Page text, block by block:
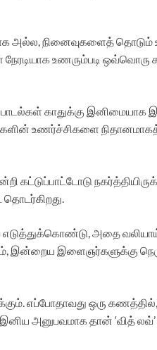
நினைவுகளைத் தொடும்
உணரும்படி ஒவ்வொரு
காதுக்கு இனிமையாக
உணர்ச்சிகளை
கட்டுப்பாட்டோடு
அதை
இன்றைய இளைஞர்களுக்கு
எப்போதாவது ஒரு
அனுபவமாக தான் ‘வித் லவ்’